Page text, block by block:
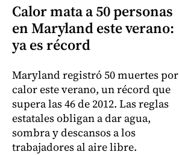
Calor mata a 50 personas
en Maryland este verano:
ya es récord
Maryland registró 50 muertes por
calor este verano, un récord que
supera las 46 de 2012. Las reglas
estatales obligan a dar agua,
sombra y descansos a los
trabajadores al aire libre.